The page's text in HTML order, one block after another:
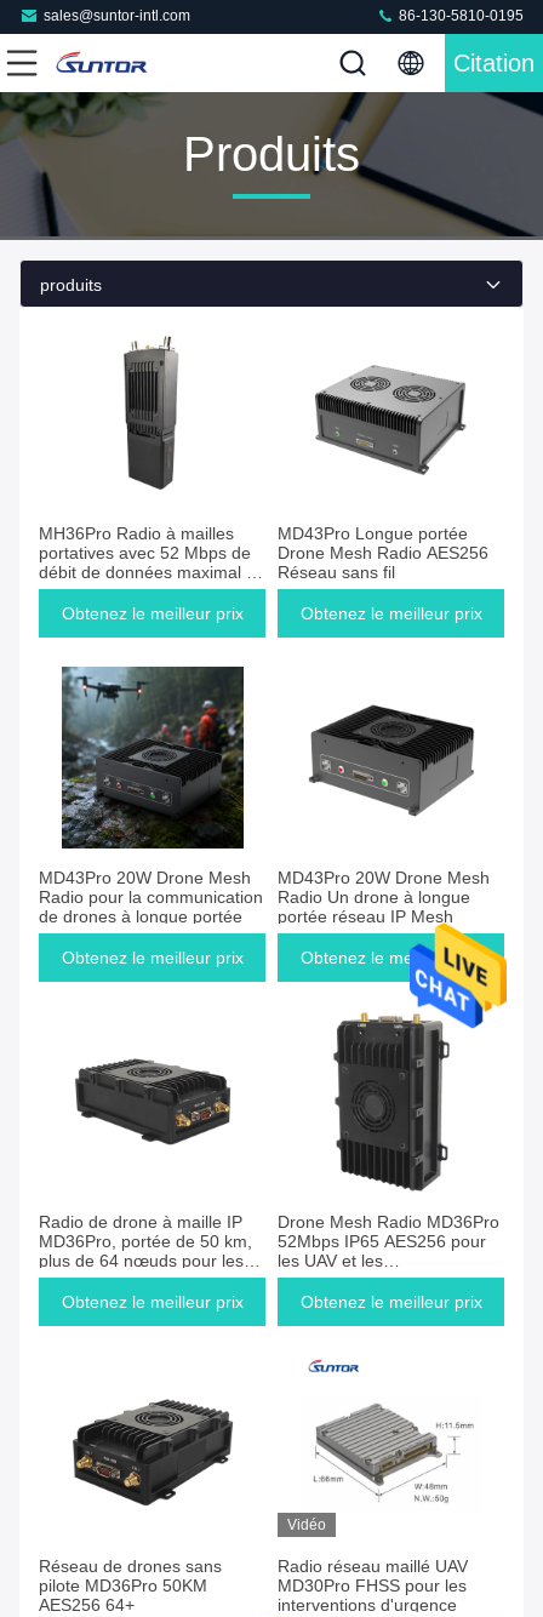
sales@suntor-intl.com 86-130-5810-0195
Citation
Produits
produits
MH36Pro Radio à mailles
portatives avec 52 Mbps de
débit de données maximal 64
nœuds IP Mesh et une
distance de transmission de
Obtenez le meilleur prix
MD43Pro Longue portée
Drone Mesh Radio AES256
Réseau sans fil
Obtenez le meilleur prix
MD43Pro 20W Drone Mesh
Radio pour la communication
de drones à longue portée
Obtenez le meilleur prix
MD43Pro 20W Drone Mesh
Radio Un drone à longue
portée réseau IP Mesh
Obtenez le meilleur prix
Radio de drone à maille IP
MD36Pro, portée de 50 km,
plus de 64 nœuds pour les
communications UAV
Obtenez le meilleur prix
Drone Mesh Radio MD36Pro
52Mbps IP65 AES256 pour
les UAV et les
communications d'urgence
Obtenez le meilleur prix
Réseau de drones sans
pilote MD36Pro 50KM
AES256 64+
Vidéo
Radio réseau maillé UAV
MD30Pro FHSS pour les
interventions d'urgence